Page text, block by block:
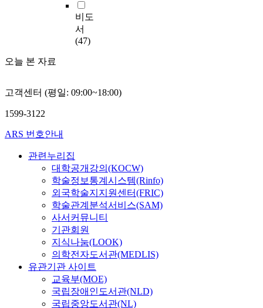
비도
서
(47)
오늘 본 자료
고객센터 (평일: 09:00~18:00)
1599-3122
ARS 번호안내
관련누리집
대학공개강의(KOCW)
학술정보통계시스템(Rinfo)
외국학술지지원센터(FRIC)
학술관계분석서비스(SAM)
사서커뮤니티
기관회원
지식나눔(LOOK)
의학전자도서관(MEDLIS)
유관기관 사이트
교육부(MOE)
국립장애인도서관(NLD)
국립중앙도서관(NL)